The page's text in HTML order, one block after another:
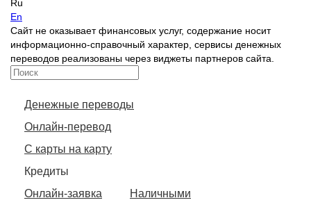
Ru
En
Сайт не оказывает финансовых услуг, содержание носит
информационно-справочный характер, сервисы денежных
переводов реализованы через виджеты партнеров сайта.
Денежные переводы
Онлайн-перевод
С карты на карту
Кредиты
Онлайн-заявка
Наличными